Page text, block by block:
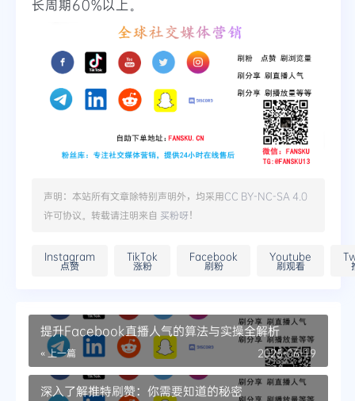
长周期60%以上。
声明：本站所有文章除特别声明外，均采用CC BY-NC-SA 4.0
许可协议。转载请注明来自 买粉呀！
Instagram
点赞
TikTok
涨粉
Facebook
刷粉
Youtube
刷观看
提升Facebook直播人气的算法与实操全解析
« 上一篇 2025-06-19
深入了解推特刷赞：你需要知道的秘密